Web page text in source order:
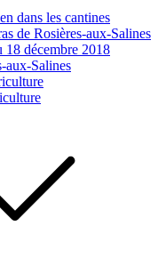
dans les cantines
de Rosières-aux-Salines
18 décembre 2018
aux-Salines